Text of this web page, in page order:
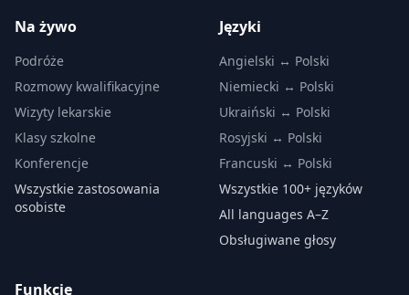
Na żywo
Podróże
Rozmowy kwalifikacyjne
Wizyty lekarskie
Klasy szkolne
Konferencje
Wszystkie zastosowania
osobiste
Języki
Angielski ↔ Polski
Niemiecki ↔ Polski
Ukraiński ↔ Polski
Rosyjski ↔ Polski
Francuski ↔ Polski
Wszystkie 100+ języków
All languages A–Z
Obsługiwane głosy
Funkcje